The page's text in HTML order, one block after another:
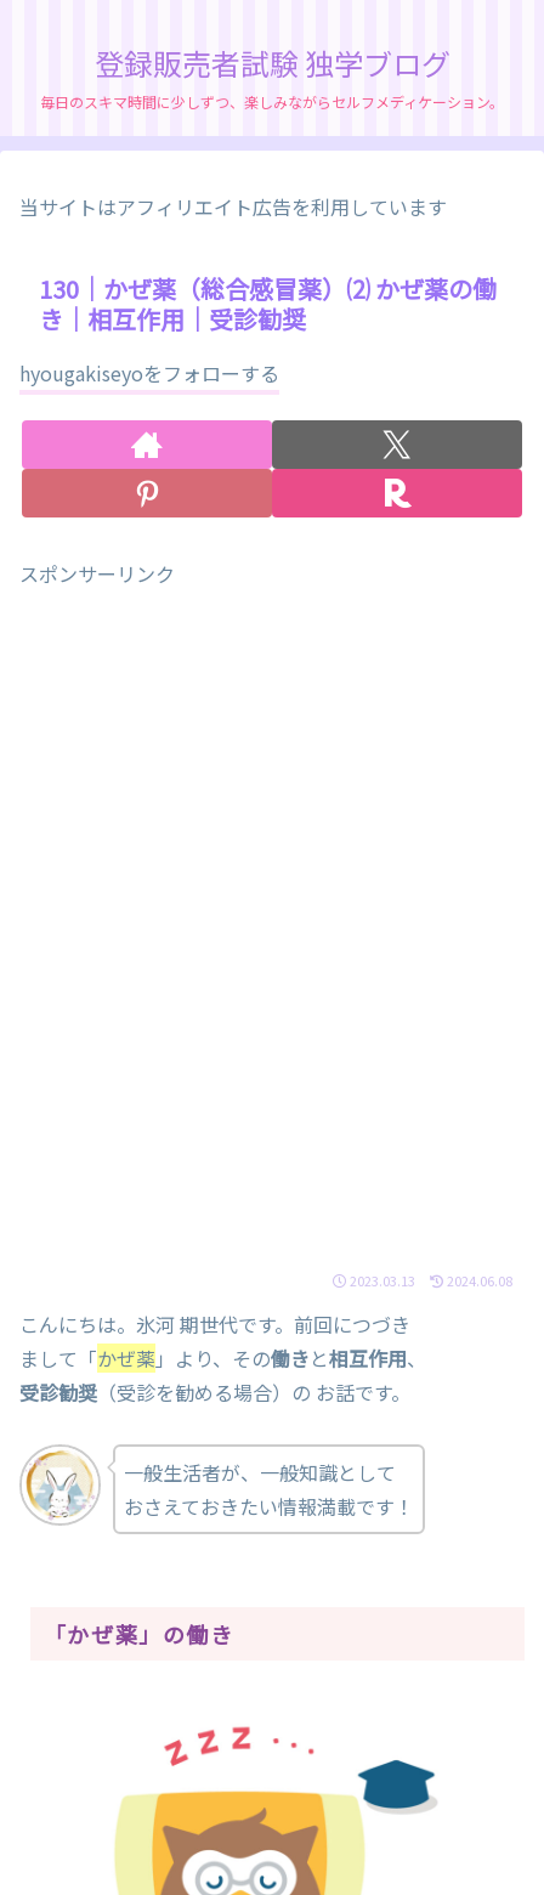
登録販売者試験 独学ブログ
毎日のスキマ時間に少しずつ、楽しみながらセルフメディケーション。
当サイトはアフィリエイト広告を利用しています
130｜かぜ薬（総合感冒薬）⑵ かぜ薬の働
き｜相互作用｜受診勧奨
hyougakiseyoをフォローする
スポンサーリンク
2023.03.13 2024.06.08
こんにちは。氷河 期世代です。前回につづき
まして「かぜ薬 」より、その働きと相互作用、
受診勧奨 （受診を勧める場合）の お話です。
一般生活者が、一般知識として
おさえておきたい情報満載です！
「かぜ薬」の働き